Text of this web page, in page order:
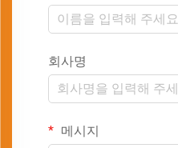
회사명
메시지